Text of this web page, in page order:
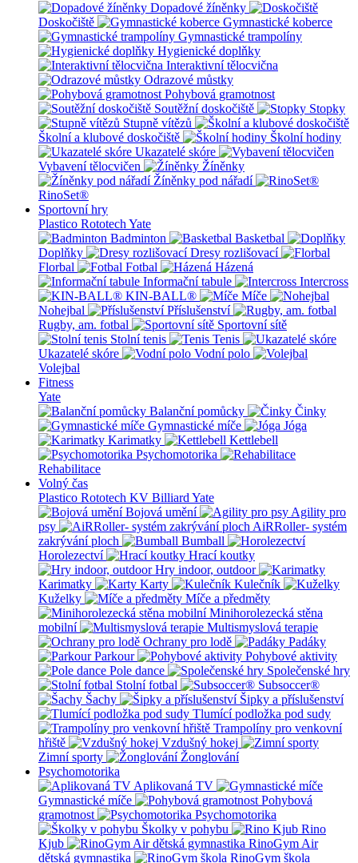
Dopadové žíněnky
Doskočiště
Gymnastické koberce
Gymnastické trampolíny
Hygienické doplňky
Interaktivní tělocvična
Odrazové můstky
Pohybová gramotnost
Soutěžní doskočiště
Stopky
Stupně vítězů
Školní a klubové doskočiště
Školní hodiny
Ukazatelé skóre
Vybavení tělocvičen
Žíněnky
Žíněnky pod nářadí
RinoSet®
Sportovní hry
Plastico Rototech Yate
Badminton
Basketbal
Doplňky
Dresy rozlišovací
Florbal
Fotbal
Házená
Informační tabule
Intercross
KIN-BALL®
Míče
Nohejbal
Příslušenství
Rugby, am. fotbal
Sportovní sítě
Stolní tenis
Tenis
Ukazatelé skóre
Vodní polo
Volejbal
Fitness
Yate
Balanční pomůcky
Činky
Gymnastické míče
Jóga
Karimatky
Kettlebell
Psychomotorika
Rehabilitace
Volný čas
Plastico Rototech KV Billiard Yate
Bojová umění
Agility pro
psy
AiRRoller- systém
zakrývání ploch
Bumball
Horolezectví
Hrací koutky
Hry indoor, outdoor
Karimatky
Karty
Kulečník
Kuželky
Míče a předměty
Minihorolezecká stěna
mobilní
Multismyslová terapie
Ochrany pro lodě
Padáky
Parkour
Pohybové aktivity
Pole dance
Společenské hry
Stolní fotbal
Subsoccer®
Šachy
Šipky a příslušenství
Tlumící podložka pod sudy
Trampolíny pro venkovní
hřiště
Vzdušný hokej
Zimní sporty
Žonglování
Psychomotorika
Aplikovaná TV
Gymnastické míče
Pohybová
gramotnost
Psychomotorika
Školky v pohybu
Rino
Kjub
RinoGym Air
dětská gymnastika
RinoGym škola